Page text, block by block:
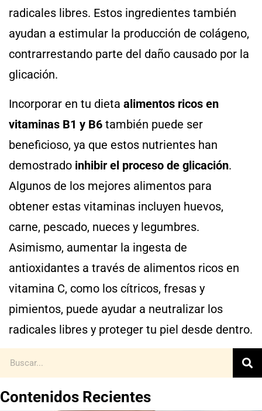
radicales libres. Estos ingredientes también
ayudan a estimular la producción de colágeno,
contrarrestando parte del daño causado por la
glicación.
Incorporar en tu dieta alimentos ricos en
vitaminas B1 y B6 también puede ser
beneficioso, ya que estos nutrientes han
demostrado inhibir el proceso de glicación.
Algunos de los mejores alimentos para
obtener estas vitaminas incluyen huevos,
carne, pescado, nueces y legumbres.
Asimismo, aumentar la ingesta de
antioxidantes a través de alimentos ricos en
vitamina C, como los cítricos, fresas y
pimientos, puede ayudar a neutralizar los
radicales libres y proteger tu piel desde dentro.
Contenidos Recientes